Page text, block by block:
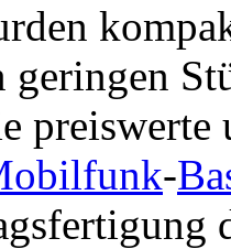
geringen
-